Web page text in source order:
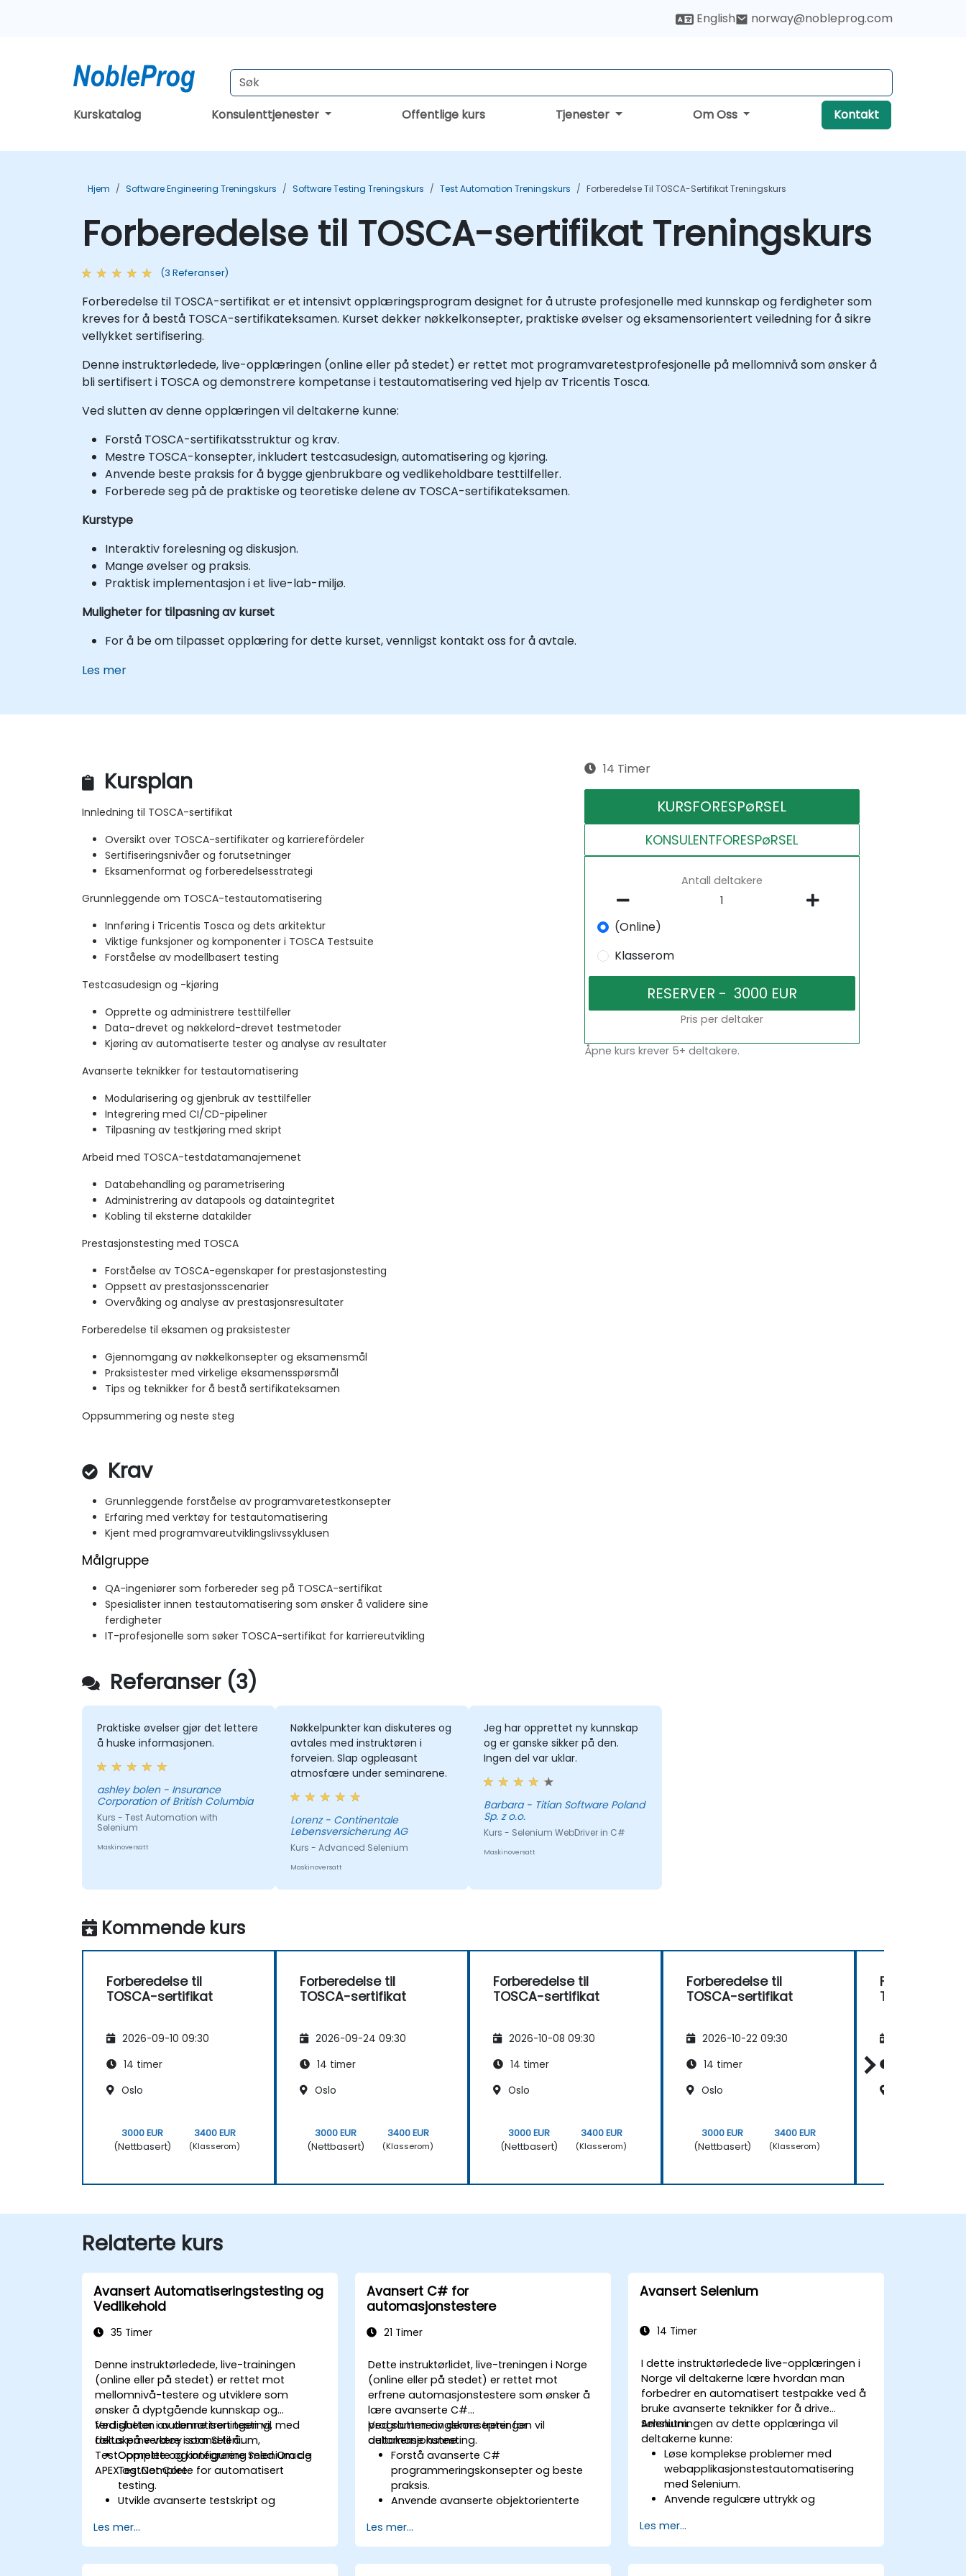
English norway@nobleprog.com
Kurskatalog Konsulenttjenester Offentlige kurs Tjenester Om Oss Kontakt
Hjem Software Engineering Treningskurs Software Testing Treningskurs Test Automation Treningskurs Forberedelse Til TOSCA-Sertifikat Treningskurs
Forberedelse til TOSCA-sertifikat Treningskurs
(3 Referanser)
Forberedelse til TOSCA-sertifikat er et intensivt opplæringsprogram designet for å utruste profesjonelle med kunnskap og ferdigheter som
kreves for å bestå TOSCA-sertifikateksamen. Kurset dekker nøkkelkonsepter, praktiske øvelser og eksamensorientert veiledning for å sikre
vellykket sertifisering.
Denne instruktørledede, live-opplæringen (online eller på stedet) er rettet mot programvaretestprofesjonelle på mellomnivå som ønsker å
bli sertifisert i TOSCA og demonstrere kompetanse i testautomatisering ved hjelp av Tricentis Tosca.
Ved slutten av denne opplæringen vil deltakerne kunne:
Forstå TOSCA-sertifikatsstruktur og krav.
Mestre TOSCA-konsepter, inkludert testcasudesign, automatisering og kjøring.
Anvende beste praksis for å bygge gjenbrukbare og vedlikeholdbare testtilfeller.
Forberede seg på de praktiske og teoretiske delene av TOSCA-sertifikateksamen.
Kurstype
Interaktiv forelesning og diskusjon.
Mange øvelser og praksis.
Praktisk implementasjon i et live-lab-miljø.
Muligheter for tilpasning av kurset
For å be om tilpasset opplæring for dette kurset, vennligst kontakt oss for å avtale.
Les mer
Kursplan
Innledning til TOSCA-sertifikat
Oversikt over TOSCA-sertifikater og karrierefördeler
Sertifiseringsnivåer og forutsetninger
Eksamenformat og forberedelsesstrategi
Grunnleggende om TOSCA-testautomatisering
Innføring i Tricentis Tosca og dets arkitektur
Viktige funksjoner og komponenter i TOSCA Testsuite
Forståelse av modellbasert testing
Testcasudesign og -kjøring
Opprette og administrere testtilfeller
Data-drevet og nøkkelord-drevet testmetoder
Kjøring av automatiserte tester og analyse av resultater
Avanserte teknikker for testautomatisering
Modularisering og gjenbruk av testtilfeller
Integrering med CI/CD-pipeliner
Tilpasning av testkjøring med skript
Arbeid med TOSCA-testdatamanajemenet
Databehandling og parametrisering
Administrering av datapools og dataintegritet
Kobling til eksterne datakilder
Prestasjonstesting med TOSCA
Forståelse av TOSCA-egenskaper for prestasjonstesting
Oppsett av prestasjonsscenarier
Overvåking og analyse av prestasjonsresultater
Forberedelse til eksamen og praksistester
Gjennomgang av nøkkelkonsepter og eksamensmål
Praksistester med virkelige eksamensspørsmål
Tips og teknikker for å bestå sertifikateksamen
Oppsummering og neste steg
Krav
Grunnleggende forståelse av programvaretestkonsepter
Erfaring med verktøy for testautomatisering
Kjent med programvareutviklingslivssyklusen
Målgruppe
QA-ingeniører som forbereder seg på TOSCA-sertifikat
Spesialister innen testautomatisering som ønsker å validere sine
ferdigheter
IT-profesjonelle som søker TOSCA-sertifikat for karriereutvikling
14 Timer
KURSFORESPøRSEL
KONSULENTFORESPøRSEL
Antall deltakere
(Online)
Klasserom
Pris per deltaker
Åpne kurs krever 5+ deltakere.
Referanser (3)
Praktiske øvelser gjør det lettere
å huske informasjonen.
ashley bolen - Insurance
Corporation of British Columbia
Kurs - Test Automation with
Selenium
Maskinoversatt
Nøkkelpunkter kan diskuteres og
avtales med instruktøren i
forveien. Slap ogpleasant
atmosfære under seminarene.
Lorenz - Continentale
Lebensversicherung AG
Kurs - Advanced Selenium
Maskinoversatt
Jeg har opprettet ny kunnskap
og er ganske sikker på den.
Ingen del var uklar.
Barbara - Titian Software Poland
Sp. z o.o.
Kurs - Selenium WebDriver in C#
Maskinoversatt
Kommende kurs
Forberedelse til
TOSCA-sertifikat
2026-09-10 09:30
14 timer
Oslo
3000 EUR
(Nettbasert)
3400 EUR
(Klasserom)
Forberedelse til
TOSCA-sertifikat
2026-09-24 09:30
14 timer
Oslo
3000 EUR
(Nettbasert)
3400 EUR
(Klasserom)
Forberedelse til
TOSCA-sertifikat
2026-10-08 09:30
14 timer
Oslo
3000 EUR
(Nettbasert)
3400 EUR
(Klasserom)
Forberedelse til
TOSCA-sertifikat
2026-10-22 09:30
14 timer
Oslo
3000 EUR
(Nettbasert)
3400 EUR
(Klasserom)
Forberedelse
TOSCA-
Relaterte kurs
Avansert Automatiseringstesting og
Vedlikehold
35 Timer
Denne instruktørledede, live-trainingen
(online eller på stedet) er rettet mot
mellomnivå-testere og utviklere som
ønsker å dyptgående kunnskap og
ferdigheter i automatisert testing, med
fokus på verktøy som Selenium,
TestComplete og integrering med Oracle
APEX og .Net Core.
Ved slutten av denne treningen vil
deltakerne være i stand til å:
Opprette og konfigurere Selenium og
TestComplete for automatisert
testing.
Utvikle avanserte testskript og
Integrere automatisert testing med
Oracle APEX- og .Net Core-
applikasjoner.
Les mer...
Avansert C# for
automasjonstestere
21 Timer
Dette instruktørlidet, live-treningen i Norge
(online eller på stedet) er rettet mot
erfrene automasjonstestere som ønsker å
lære avanserte C#
programmeringskonsepter for
automasjonstesting.
Ved slutten av denne treningen vil
deltakerne kunne:
Forstå avanserte C#
programmeringskonsepter og beste
praksis.
Anvende avanserte objektorienterte
effektive og fleksible
automasjonsløsninger.
Designe og utvikle modulære og
Les mer...
Avansert Selenium
14 Timer
I dette instruktørledede live-opplæringen i
Norge vil deltakerne lære hvordan man
forbedrer en automatisert testpakke ved å
bruke avanserte teknikker for å drive
Selenium.
Amslutningen av dette opplæringa vil
deltakerne kunne:
Løse komplekse problemer med
webapplikasjonstestautomatisering
med Selenium.
Anvende regulære uttrykk og
Håndtere unntak som stopper
testkjøringen.
Les mer...